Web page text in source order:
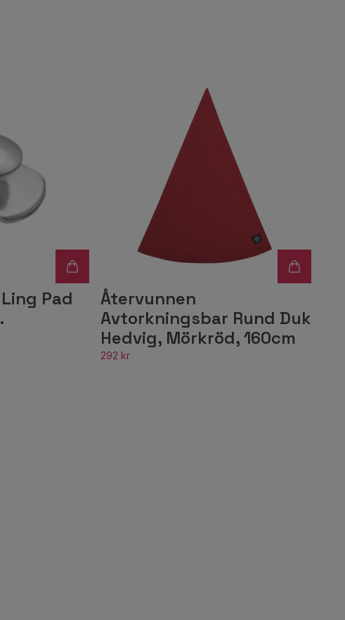
Ling Pad
Återvunnen
Avtorkningsbar Rund Duk
Hedvig, Mörkröd, 160cm
292 kr